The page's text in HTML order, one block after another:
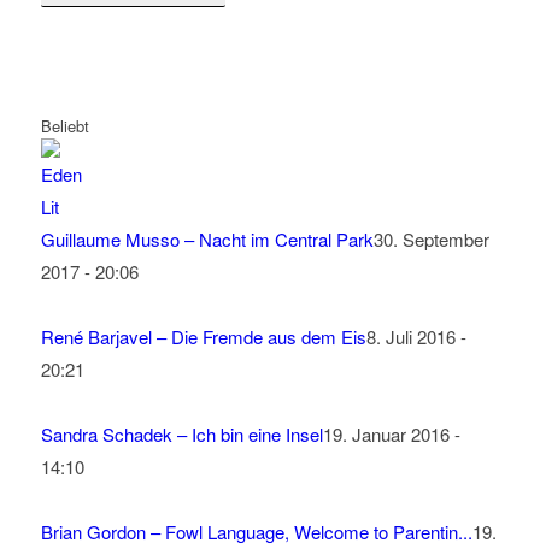
Beliebt
Guillaume Musso – Nacht im Central Park30. September
2017 - 20:06
René Barjavel – Die Fremde aus dem Eis8. Juli 2016 -
20:21
Sandra Schadek – Ich bin eine Insel19. Januar 2016 -
14:10
Brian Gordon – Fowl Language, Welcome to Parentin...19.